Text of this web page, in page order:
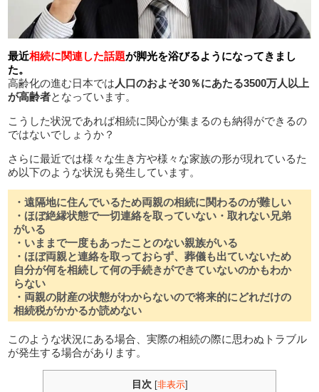
最近相続に関連した話題が脚光を浴びるようになってきまし
た。
高齢化の進む日本では 人口のおよそ30％にあたる3500万人以上
が高齢者となっています。
こうした状況であれば相続に関心が集まるのも納得ができるの
ではないでしょうか？
さらに最近では様々な生き方や様々な家族の形が現れているた
め以下のような状況も発生しています。
・遠隔地に住んでいるため両親の相続に関わるのが難しい
・ほぼ絶縁状態で一切連絡を取っていない・取れない兄弟
がいる
・いままで一度もあったことのない親族がいる
・ほぼ両親と連絡を取っておらず、葬儀も出ていないため
自分が何を相続して何の手続きができていないのかもわか
らない
・両親の財産の状態がわからないので将来的にどれだけの
相続税がかかるか読めない
このような状況にある場合、実際の相続の際に思わぬトラブル
が発生する場合があります。
目次 [非表示]